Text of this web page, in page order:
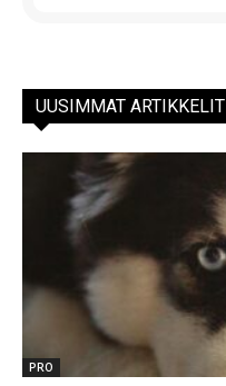
UUSIMMAT ARTIKKELIT
PRO